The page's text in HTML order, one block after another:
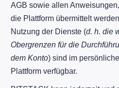
AGB sowie allen
die Plattform übermittelt
Nutzung der Dienste (d. h. die
Obergrenzen für die
dem Konto) sind im
Plattform verfügbar.